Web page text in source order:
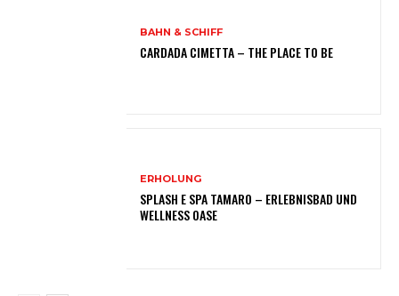
BAHN & SCHIFF
CARDADA CIMETTA – THE PLACE TO BE
ERHOLUNG
SPLASH E SPA TAMARO – ERLEBNISBAD UND
WELLNESS OASE